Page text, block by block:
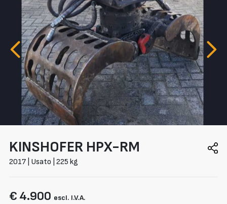
KINSHOFER HPX-RM
2017 | Usato | 225 kg
€ 4.900 escl. I.V.A.